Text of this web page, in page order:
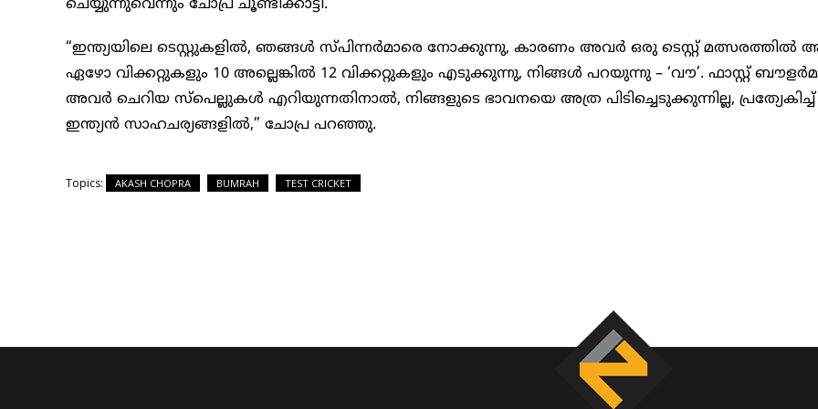
ചെയ്യുന്നുവെന്നും ചോപ്ര ചൂണ്ടിക്കാട്ടി.
“ഇന്ത്യയിലെ ടെസ്റ്റുകളിൽ, ഞങ്ങൾ സ്പിന്നർമാരെ നോക്കുന്നു, കാരണം അവർ ഒരു ടെസ്റ്റ് മത്സരത്തിൽ
ഏഴോ വിക്കറ്റുകളും 10 അല്ലെങ്കിൽ 12 വിക്കറ്റുകളും എടുക്കുന്നു, നിങ്ങൾ പറയുന്നു – ‘വൗ’. ഫാസ്റ്റ്
അവർ ചെറിയ സ്‌പെല്ലുകൾ എറിയുന്നതിനാൽ, നിങ്ങളുടെ ഭാവനയെ അത്ര പിടിച്ചെടുക്കുന്നില്ല, പ്രത്യേകിച്ച്
ഇന്ത്യൻ സാഹചര്യങ്ങളിൽ,” ചോപ്ര പറഞ്ഞു.
Topics: AKASH CHOPRA BUMRAH TEST CRICKET